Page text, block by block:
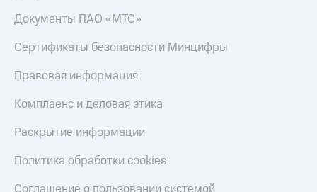
Документы ПАО «МТС»
Сертификаты безопасности Минцифры
Правовая информация
Комплаенс и деловая этика
Раскрытие информации
Политика обработки cookies